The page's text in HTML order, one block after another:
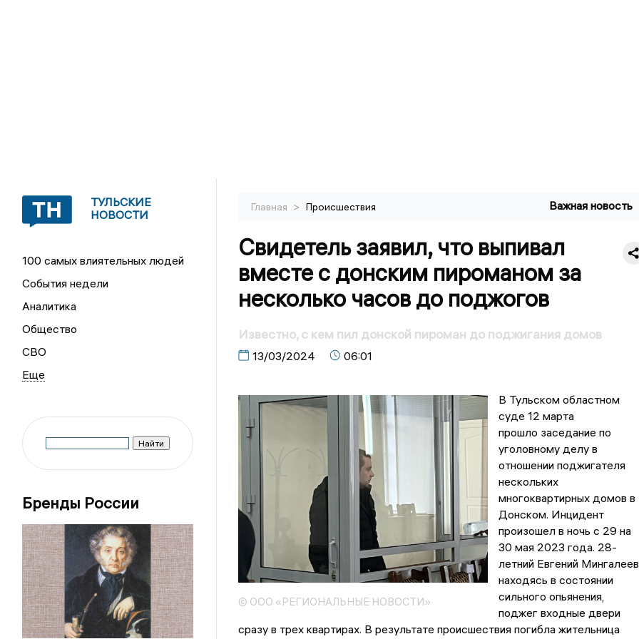
ТУЛЬСКИЕ
НОВОСТИ
100 самых влиятельных людей
События недели
Аналитика
Общество
СВО
Бренды России
Главная > Происшествия Важная новость
Свидетель заявил, что выпивал
вместе с донским пироманом за
несколько часов до поджогов
Известно, с кем пил донской пироман до поджигания домов
13/03/2024 06:01
© ООО «РЕГИОНАЛЬНЫЕ НОВОСТИ»
В Тульском областном
суде 12 марта
прошло заседание по
уголовному делу в
отношении поджигателя
нескольких
многоквартирных домов в
Донском. Инцидент
произошел в ночь с 29 на
30 мая 2023 года. 28-
летний Евгений
находясь в состоянии
сильного опьянения,
поджег входные двери
сразу в трех квартирах. В результате происшествия погибла жительница